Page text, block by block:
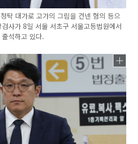
탁 대가로 고가의 그림을 건넨 혐의 등으
사가 8일 서울 서초구 서울고등법원에서
석하고 있다.